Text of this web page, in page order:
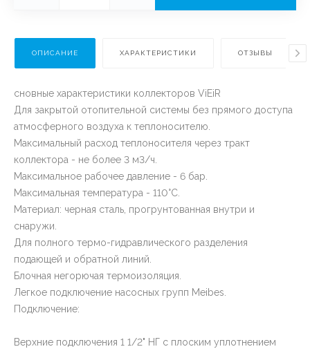
ОПИСАНИЕ ХАРАКТЕРИСТИКИ ОТЗЫВЫ
сновные характеристики коллекторов ViEiR
Для закрытой отопительной системы без прямого доступа
атмосферного воздуха к теплоносителю.
Максимальный расход теплоносителя через тракт
коллектора - не более 3 м3/ч.
Максимальное рабочее давление - 6 бар.
Максимальная температура - 110°С.
Материал: черная сталь, прогрунтованная внутри и
снаружи.
Для полного термо-гидравлического разделения
подающей и обратной линий.
Блочная негорючая термоизоляция.
Легкое подключение насосных групп Meibes.
Подключение:
Верхние подключения 1 1/2" НГ с плоским уплотнением